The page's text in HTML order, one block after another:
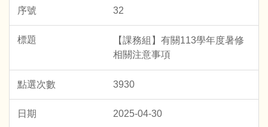
32
【課務組】有關113學年度暑修
相關注意事項
3930
2025-04-30